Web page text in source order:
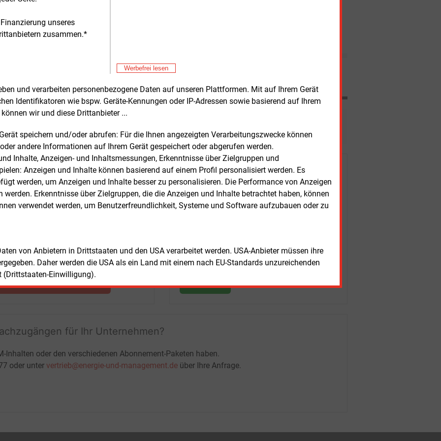
unseres
zusammen.*
Werbefrei lesen
und verarbeiten personenbezogene Daten auf unseren Plattformen. Mit auf Ihrem Gerät
Identifikatoren wie bspw. Geräte-Kennungen oder IP-Adressen sowie basierend auf Ihrem
wir und diese Drittanbieter ...
speichern und/oder abrufen: Für die Ihnen angezeigten Verarbeitungszwecke können
andere Informationen auf Ihrem Gerät gespeichert oder abgerufen werden.
Inhalte, Anzeigen- und Inhaltsmessungen, Erkenntnisse über Zielgruppen und
Anzeigen und Inhalte können basierend auf einem Profil personalisiert werden. Es
werden, um Anzeigen und Inhalte besser zu personalisieren. Die Performance von Anzeigen
werden. Erkenntnisse über Zielgruppen, die die Anzeigen und Inhalte betrachtet haben, können
verwendet werden, um Benutzerfreundlichkeit, Systeme und Software aufzubauen oder zu
von Anbietern in Drittstaaten und den USA verarbeitet werden. USA-Anbieter müssen ihre
Daher werden die USA als ein Land mit einem nach EU-Standards unzureichenden
(Drittstaaten-Einwilligung).
und weitere Nachrichten lesen?
SieE&M
kostenlos
unverbindlich
Zwei Wochen kostenfreier Zugang
+ einmal täglich E&M daily
+ zwei Ausgaben der Zeitung E&M
ohne automatische Verlängerung
JETZT KOSTENLOS TESTEN
Login für Kunden
LOGIN
für Ihr Unternehmen?
Inhalten oder den verschiedenen Abonnement-Paketen haben.
oder unter vertrieb@energie-und-management.de über Ihre Anfrage.